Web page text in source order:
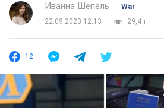
Иванна Шепель
War
22.09.2023 12:13
29,4 т.
12